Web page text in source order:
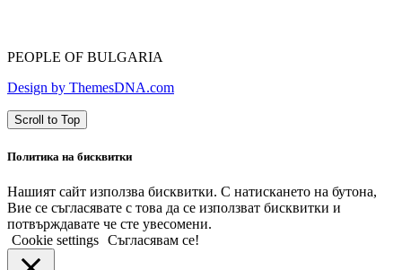
PEOPLE OF BULGARIA
Design by ThemesDNA.com
Scroll to Top
Политика на бисквитки
Нашият сайт използва бисквитки. С натискането на бутона,
Вие се съгласявате с това да се използват бисквитки и
потвърждавате че сте увесомени.
Cookie settings Съгласявам се!